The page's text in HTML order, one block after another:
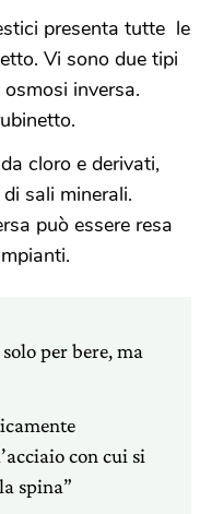
presenta tutte le
Vi sono due tipi
inversa.
cloro e derivati,
sali minerali.
può essere resa
per bere, ma
con cui si
spina”